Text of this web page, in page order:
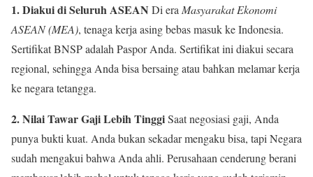
1. Diakui di Seluruh ASEAN Di era Masyarakat Ekonomi
ASEAN (MEA), tenaga kerja asing bebas masuk ke Indonesia.
Sertifikat BNSP adalah Paspor Anda. Sertifikat ini diakui secara
regional, sehingga Anda bisa bersaing atau bahkan melamar kerja
ke negara tetangga.
2. Nilai Tawar Gaji Lebih TinggiSaat negosiasi gaji, Anda
punya bukti kuat. Anda bukan sekadar mengaku bisa, tapi Negara
sudah mengakui bahwa Anda ahli. Perusahaan cenderung berani